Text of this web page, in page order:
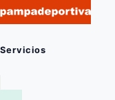
Servicios